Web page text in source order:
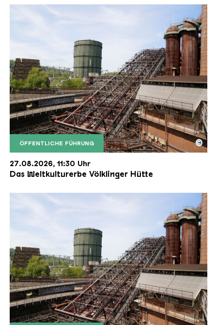
ÖFFENTLICHE FÜHRUNG
Der Erzschrägaufzug der Völklinger Hütte mit
Copyright: Weltkulturerbe Völklinger Hütte | Karl
©
27.08.2026, 11:30 Uhr
Das Weltkulturerbe Völklinger Hütte